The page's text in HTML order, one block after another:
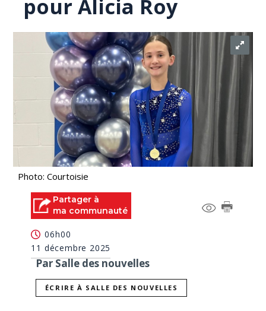
pour Alicia Roy
Photo: Courtoisie
Partager à
ma communauté
06h00
11 décembre 2025
Par Salle des nouvelles
ÉCRIRE À SALLE DES NOUVELLES